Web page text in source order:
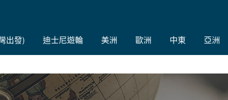
出發) 迪士尼遊輪 美洲 歐洲 中東 亞洲